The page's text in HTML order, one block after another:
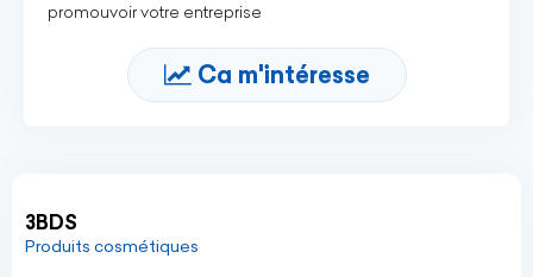
promouvoir votre entreprise
Ca m'intéresse
3BDS
Produits cosmétiques